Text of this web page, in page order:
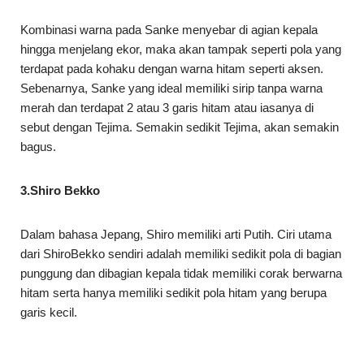
Kombinasi warna pada Sanke menyebar di agian kepala
hingga menjelang ekor, maka akan tampak seperti pola yang
terdapat pada kohaku dengan warna hitam seperti aksen.
Sebenarnya, Sanke yang ideal memiliki sirip tanpa warna
merah dan terdapat 2 atau 3 garis hitam atau iasanya di
sebut dengan Tejima. Semakin sedikit Tejima, akan semakin
bagus.
3.Shiro Bekko
Dalam bahasa Jepang, Shiro memiliki arti Putih. Ciri utama
dari ShiroBekko sendiri adalah memiliki sedikit pola di bagian
punggung dan dibagian kepala tidak memiliki corak berwarna
hitam serta hanya memiliki sedikit pola hitam yang berupa
garis kecil.